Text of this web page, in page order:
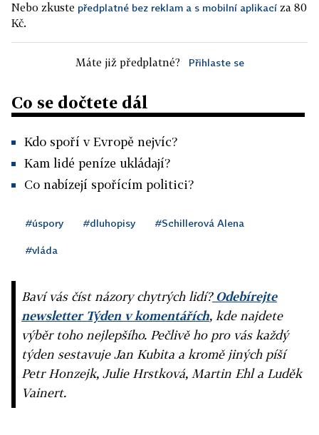
Nebo zkuste předplatné bez reklam a s mobilní aplikací za 80
Kč.
Máte již předplatné? Přihlaste se
Co se dočtete dál
Kdo spoří v Evropě nejvíc?
Kam lidé peníze ukládají?
Co nabízejí spořícím politici?
#úspory #dluhopisy #Schillerová Alena
#vláda
Baví vás číst názory chytrých lidí?Odebírejte
newsletter Týden v komentářích, kde najdete
výběr toho nejlepšího. Pečlivě ho pro vás každý
týden sestavuje Jan Kubita a kromě jiných píší
Petr Honzejk, Julie Hrstková, Martin Ehl a Luděk
Vainert.